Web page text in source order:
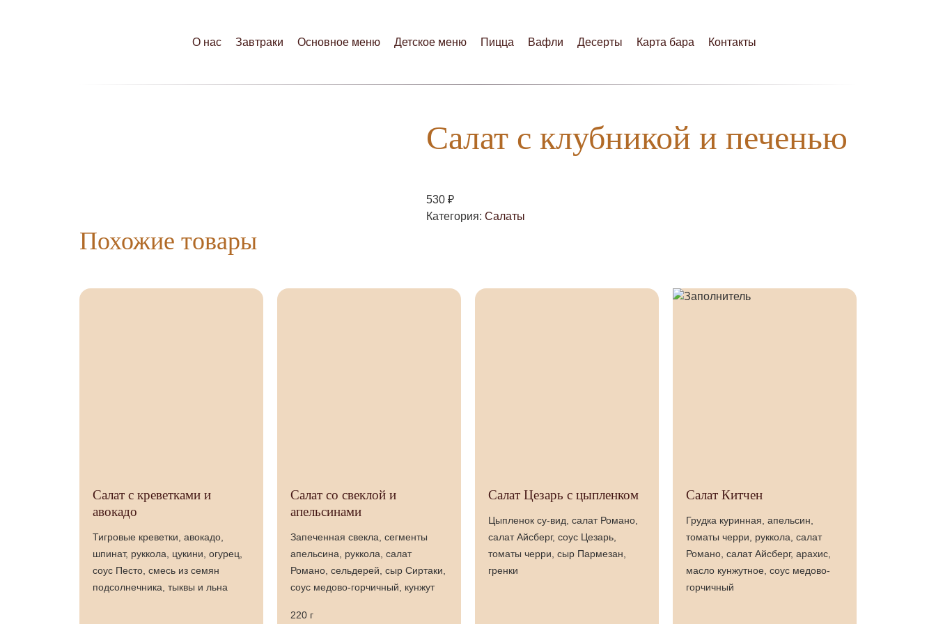
О нас Завтраки Основное меню Детское меню Пицца Вафли Десерты Карта бара Контакты
Салат с клубникой и печенью
530 ₽
Категория: Салаты
Похожие товары
Салат с креветками и
авокадо
Тигровые креветки, авокадо,
шпинат, руккола, цукини, огурец,
соус Песто, смесь из семян
подсолнечника, тыквы и льна
Салат со свеклой и
апельсинами
Запеченная свекла, сегменты
апельсина, руккола, салат
Романо, сельдерей, сыр Сиртаки,
соус медово-горчичный, кунжут
220 г
Салат Цезарь с цыпленком
Цыпленок су-вид, салат Романо,
салат Айсберг, соус Цезарь,
томаты черри, сыр Пармезан,
гренки
Салат Китчен
Грудка куринная, апельсин,
томаты черри, руккола, салат
Романо, салат Айсберг, арахис,
масло кунжутное, соус медово-
горчичный